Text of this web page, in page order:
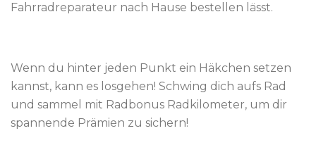
Fahrradreparateur nach Hause bestellen lässt.
Wenn du hinter jeden Punkt ein Häkchen setzen
kannst, kann es losgehen! Schwing dich aufs Rad
und sammel mit Radbonus Radkilometer, um dir
spannende Prämien zu sichern!